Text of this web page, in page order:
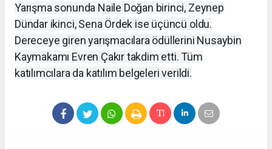
Yarışma sonunda Naile Doğan birinci, Zeynep
Dündar ikinci, Sena Ördek ise üçüncü oldu.
Dereceye giren yarışmacılara ödüllerini Nusaybin
Kaymakamı Evren Çakır takdim etti. Tüm
katılımcılara da katılım belgeleri verildi.